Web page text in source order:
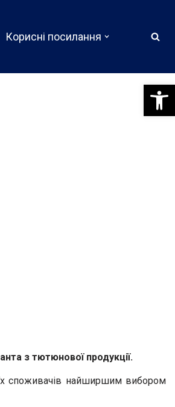
Корисні посилання
з тютюнової продукції.
споживачів найширшим вибором